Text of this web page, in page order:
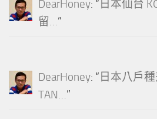
DearHoney: “ 日本仙台
留…”
DearHoney: “ 日本八戶種
TAN…”